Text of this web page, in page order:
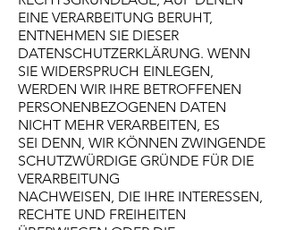
EINE VERARBEITUNG BERUHT,
ENTNEHMEN SIE DIESER
DATENSCHUTZERKLÄRUNG. WENN
SIE WIDERSPRUCH EINLEGEN,
WERDEN WIR IHRE BETROFFENEN
PERSONENBEZOGENEN DATEN
NICHT MEHR VERARBEITEN, ES
SEI DENN, WIR KÖNNEN ZWINGENDE
SCHUTZWÜRDIGE GRÜNDE FÜR DIE
VERARBEITUNG
NACHWEISEN, DIE IHRE INTERESSEN,
RECHTE UND FREIHEITEN